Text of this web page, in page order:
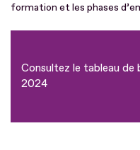
formation et les phases
Consultez le tableau de
2024